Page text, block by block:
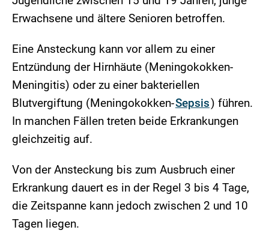
Erwachsene und ältere Senioren betroffen.
Eine Ansteckung kann vor allem zu einer
Entzündung der Hirnhäute (Meningokokken-
Meningitis) oder zu einer bakteriellen
Blutvergiftung (Meningokokken-Sepsis) führen.
In manchen Fällen treten beide Erkrankungen
gleichzeitig auf.
Von der Ansteckung bis zum Ausbruch einer
Erkrankung dauert es in der Regel 3 bis 4 Tage,
die Zeitspanne kann jedoch zwischen 2 und 10
Tagen liegen.